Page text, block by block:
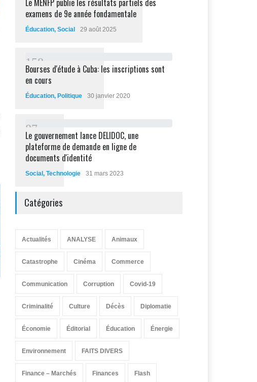
Le MENFP publie les résultats partiels des
examens de 9e année fondamentale
Éducation, Social 29 août 2025
1 58
Bourses d'étude à Cuba: les inscriptions sont
en cours
Éducation, Politique 30 janvier 2020
87
Le gouvernement lance DELIDOC, une
plateforme de demande en ligne de
documents d'identité
Social , Technologie 31 mars 2023
Catégories
Actualités ANALYSE Animaux
Catastrophe Cinéma Commerce
Communication Corruption Covid-19
Criminalité Culture Décès Diplomatie
Économie Éditorial Éducation Énergie
Environnement FAITS DIVERS
Finance – Marchés Finances Flash